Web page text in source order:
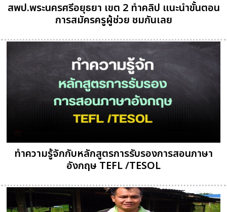
สพป.พระนครศรีอยุธยา เขต 2 ทำคลิป แนะนำขั้นตอน
การสมัครครูผู้ช่วย ชมกันเลย
ทำความรู้จักกับหลักสูตรการรับรองการสอนภาษา
อังกฤษ TEFL /TESOL